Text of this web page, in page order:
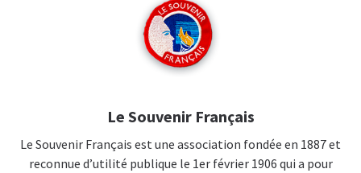
Le Souvenir Français
Le Souvenir Français est une association fondée en 1887 et
reconnue d’utilité publique le 1er février 1906 qui a pour